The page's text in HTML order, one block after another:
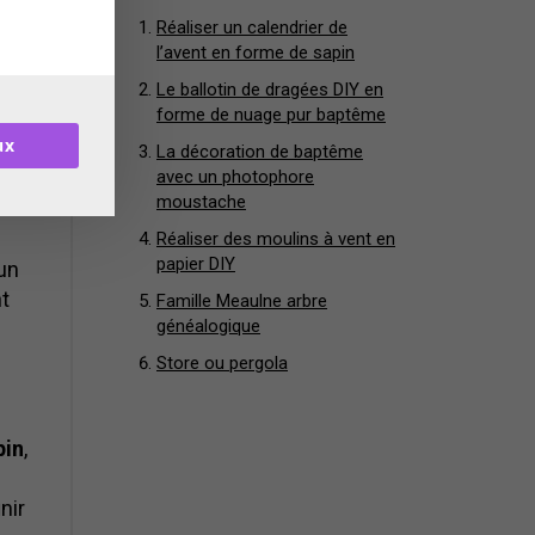
,
Réaliser un calendrier de
l’avent en forme de sapin
Le ballotin de dragées DIY en
forme de nuage pur baptême
La décoration de baptême
avec un photophore
moustache
Réaliser des moulins à vent en
papier DIY
Famille Meaulne arbre
généalogique
Store ou pergola